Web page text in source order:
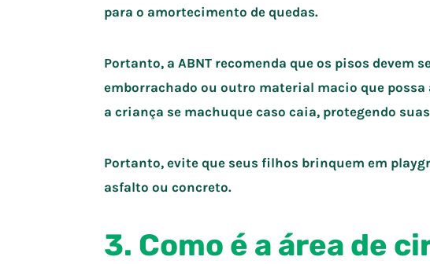
para o amortecimento de quedas.
Portanto, a ABNT recomenda que os pisos devem
emborrachado ou outro material macio que
a criança se machuque caso caia, protegendo
Portanto, evite que seus filhos brinquem em
asfalto ou concreto.
3. Como é a área de